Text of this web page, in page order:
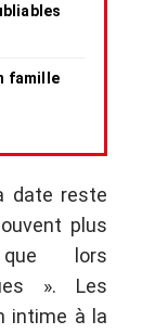
famille
date reste
plus
lors
». Les
intime à la